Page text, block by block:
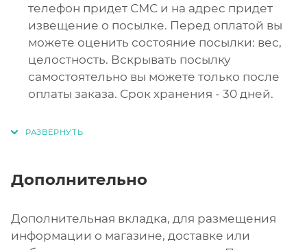
телефон придет СМС и на адрес придет
извещение о посылке. Перед оплатой вы
можете оценить состояние посылки: вес,
целостность. Вскрывать посылку
самостоятельно вы можете только после
оплаты заказа. Срок хранения - 30 дней.
Дополнительно
Дополнительная вкладка, для размещения
информации о магазине, доставке или